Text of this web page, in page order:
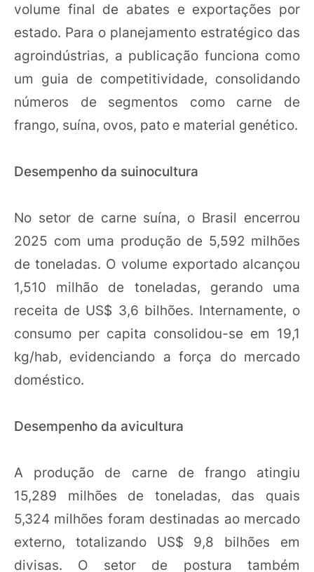
volume final de abates e exportações por
estado. Para o planejamento estratégico das
agroindústrias, a publicação funciona como
um guia de competitividade, consolidando
números de segmentos como carne de
frango, suína, ovos, pato e material genético.
Desempenho da suinocultura
No setor de carne suína, o Brasil encerrou
2025 com uma produção de 5,592 milhões
de toneladas. O volume exportado alcançou
1,510 milhão de toneladas, gerando uma
receita de US$ 3,6 bilhões. Internamente, o
consumo per capita consolidou-se em 19,1
kg/hab, evidenciando a força do mercado
doméstico.
Desempenho da avicultura
A produção de carne de frango atingiu
15,289 milhões de toneladas, das quais
5,324 milhões foram destinadas ao mercado
externo, totalizando US$ 9,8 bilhões em
divisas. O setor de postura também